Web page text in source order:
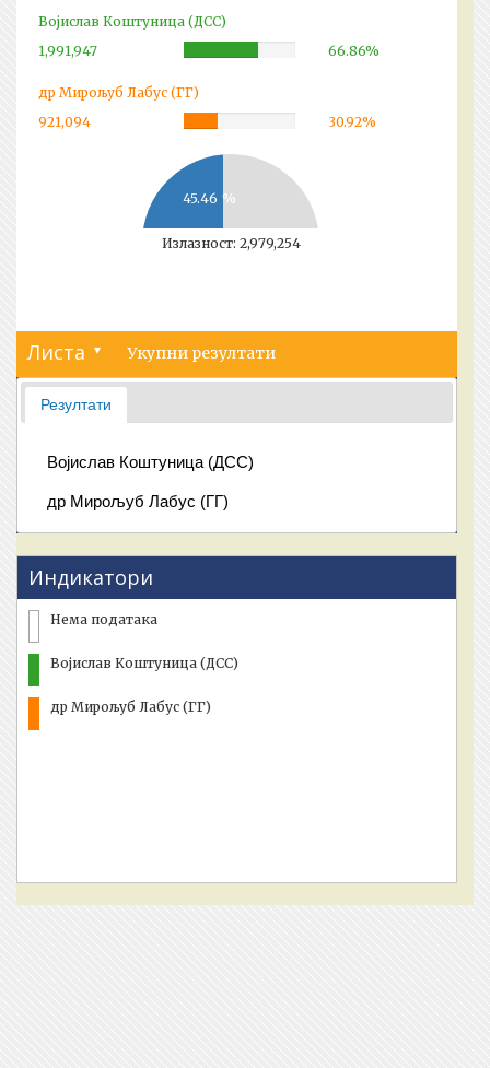
Војислав Коштуница (ДСС)
1,991,947
66.86%
др Мирољуб Лабус (ГГ)
921,094
30.92%
45.46 %
Излазност: 2,979,254
Листа ▾ Укупни резултати
Резултати
Војислав Коштуница (ДСС)
др Мирољуб Лабус (ГГ)
Индикатори
Нема података
Војислав Коштуница (ДСС)
др Мирољуб Лабус (ГГ)